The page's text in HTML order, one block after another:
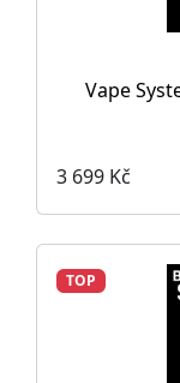
Vape
3 699 Kč
TOP